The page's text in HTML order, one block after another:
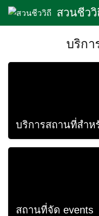
Skip
สวนชีววิ
บริกา
บริการสถานที่สำ
สถานที่จัด events